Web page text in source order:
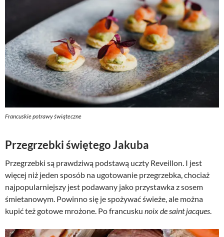
Francuskie potrawy świąteczne
Przegrzebki świętego Jakuba
Przegrzebki są prawdziwą podstawą uczty Reveillon. I jest
więcej niż jeden sposób na ugotowanie przegrzebka, chociaż
najpopularniejszy jest podawany jako przystawka z sosem
śmietanowym. Powinno się je spożywać świeże, ale można
kupić też gotowe mrożone. Po francusku noix de saint jacques